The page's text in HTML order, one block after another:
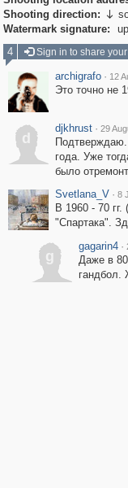
Shooting direction: 
Watermark signature:
4
Sign in to share
archigrafo · 12
Это точно не
d
djkhrust · 29
года. Уже
было
Svetlana_V · 8
В 1960 - 70
"Спартака".
g
gagarin4 ·
Даже в
гандбол.